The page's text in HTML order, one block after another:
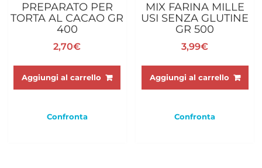
PREPARATO PER
TORTA AL CACAO GR
400
2,70€
Aggiungi al carrello
Confronta
MIX FARINA MILLE
USI SENZA GLUTINE
GR 500
3,99€
Aggiungi al carrello
Confronta